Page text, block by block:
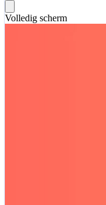
Volledig scherm